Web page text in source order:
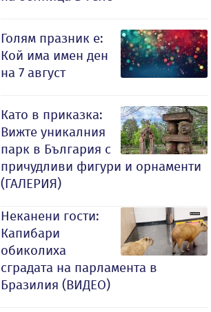
Голям празник е:
Кой има имен ден
на 7 август
Като в приказка:
Вижте уникалния
парк в България с
причудливи фигури и орнаменти
(ГАЛЕРИЯ)
Неканени гости:
Капибари
обиколиха
сградата на парламента в
Бразилия (ВИДЕО)